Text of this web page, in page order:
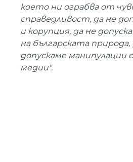
което ни ограбва от
справедливост, да не
и корупция, да не
на българската природа,
допускаме
медии".